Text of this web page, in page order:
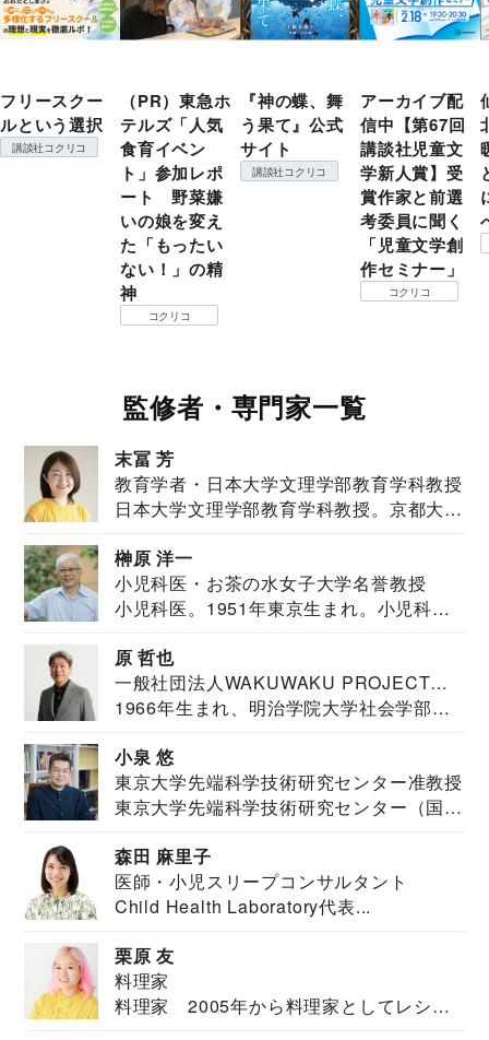
フリースクー
ルという選択
講談社コクリコ
（PR）東急ホ
テルズ「人気
食育イベン
ト」参加レポ
ート 野菜嫌
いの娘を変え
た「もったい
ない！」の精
神
コクリコ
『神の蝶、舞
う果て』公式
サイト
講談社コクリコ
アーカイブ配
信中【第67回
講談社児童文
学新人賞】受
賞作家と前選
考委員に聞く
「児童文学創
作セミナー」
コクリコ
監修者・専門家一覧
末冨 芳
教育学者・日本大学文理学部教育学科教授
日本大学文理学部教育学科教授。京都大学
榊原 洋一
小児科医・お茶の水女子大学名誉教授
小児科医。1951年東京生まれ。小児科
原 哲也
一般社団法人WAKUWAKU PROJECT
JAPAN代表・言語聴覚士・社会福祉士
1966年生まれ、明治学院大学社会学部福
小泉 悠
東京大学先端科学技術研究センター准教授
東京大学先端科学技術研究センター（国際
森田 麻里子
医師・小児スリープコンサルタント
Child Health Laboratory代表...
栗原 友
料理家
料理家 2005年から料理家としてレシピ